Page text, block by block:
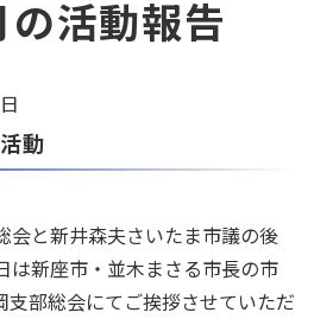
活動報告
動
会と新井森夫さいたま市議の後
は新座市・並木まさる市長の市
部総会にてご挨拶させていただ